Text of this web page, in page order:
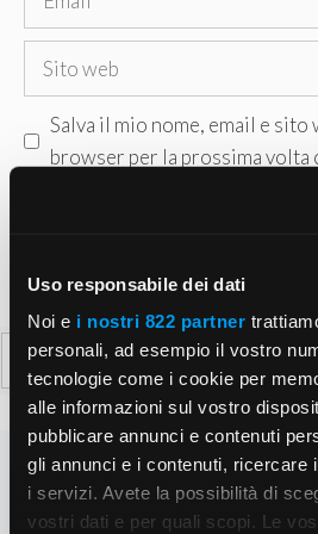
Uso responsabile dei dati
Noi e i nostri 822 partner
personali, ad esempio il vostro
tecnologie come i cookie per
alle informazioni sul vostro
pubblicare annunci e contenuti
gli annunci e i contenuti, ricercare
i servizi. Avete la possibilità di
vostri dati e per quali scopi. Le
Sito
Salva il mio nome, email e sito
browser per la prossima volta
Ricerca
per: